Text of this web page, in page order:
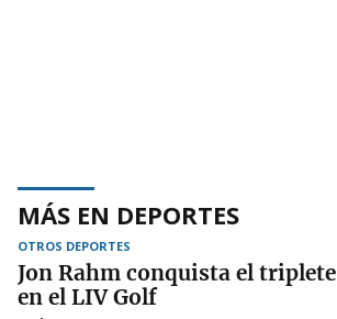
MÁS EN DEPORTES
OTROS DEPORTES
Jon Rahm conquista el triplete
en el LIV Golf